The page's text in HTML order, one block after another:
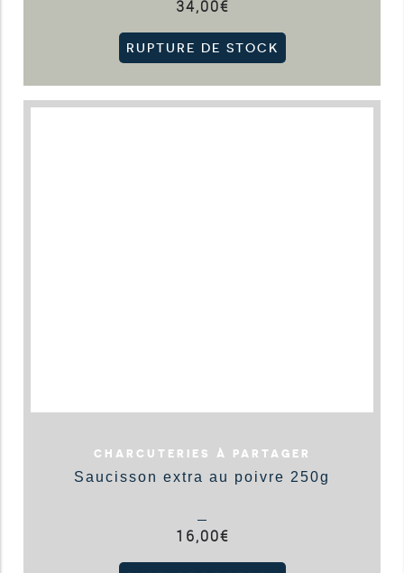
34,00€
RUPTURE DE STOCK
CHARCUTERIES À PARTAGER
Saucisson extra au poivre 250g
16,00€